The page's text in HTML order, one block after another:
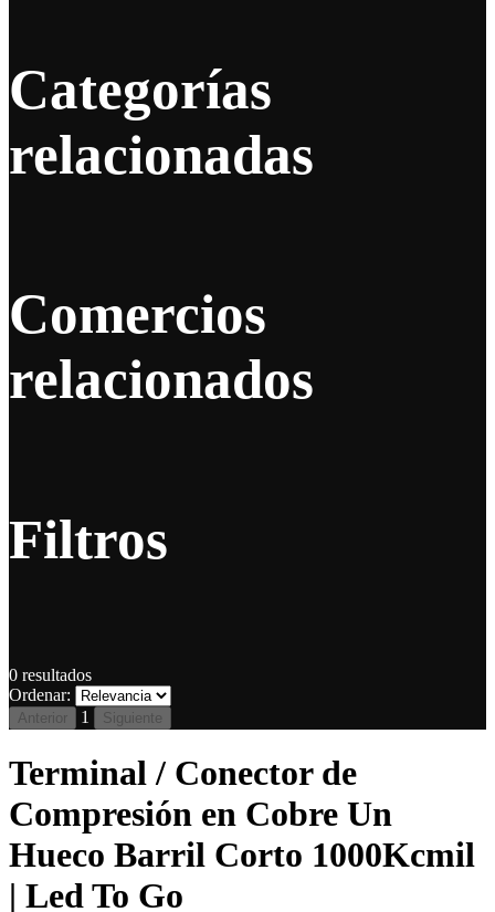
Categorías
relacionadas
Comercios
relacionados
Filtros
0 resultados
Ordenar:
Anterior 1 Siguiente
Terminal / Conector de
Compresión en Cobre Un
Hueco Barril Corto 1000Kcmil
| Led To Go